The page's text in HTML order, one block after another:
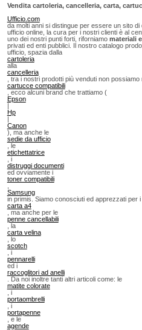
Vendita cartoleria, cancelleria, carta,
Ufficio.com
da molti anni si distingue per essere un sito
ufficio online, la cura per i nostri clienti è al
uno dei nostri punti forti, riforniamo materiali
privati ed enti pubblici. Il nostro catalogo
ufficio, spazia dalla
cartoleria
alla
cancelleria
, tra i nostri prodotti più venduti non possiamo
cartucce compatibili
, ecco alcuni brand che trattiamo (
Epson
|
Hp
|
Canon
), ma anche le
sedie da ufficio
, le
etichettatrice
, i
distruggi documenti
ed ovviamente i
toner compatibili
Samsung
in primis. Siamo conosciuti ed apprezzati per
carta a4
, ma anche per le
penne cancellabili
, la
carta velina
, lo
scotch
, i
pennarelli
ed i
raccoglitori ad anelli
. Da noi inoltre tanti altri articoli come: le
matite colorate
, i
portaombrelli
, i
portapenne
, e le
agende